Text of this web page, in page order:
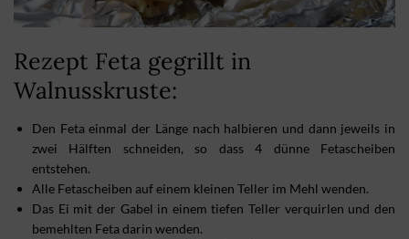
Rezept Feta gegrillt in
Walnusskruste:
Den Feta einmal der Länge nach halbieren und dann jeweils in
zwei Hälften schneiden, so dass 4 dünne Fetascheiben
entstehen.
Alle Fetascheiben auf einem kleinen Teller im Mehl wenden.
Das Ei mit der Gabel in einem tiefen Teller verquirlen und den
bemehlten Feta darin wenden.